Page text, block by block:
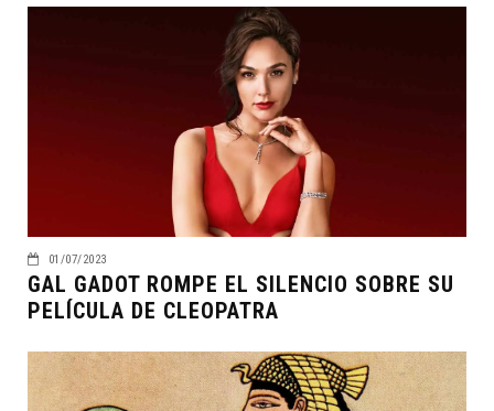
01/07/2023
GAL GADOT ROMPE EL SILENCIO SOBRE SU
PELÍCULA DE CLEOPATRA